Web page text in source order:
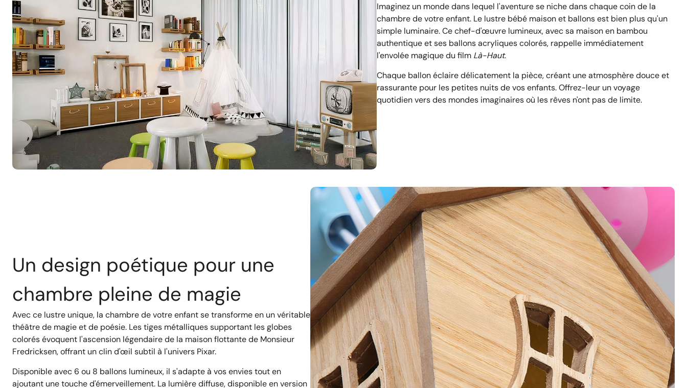
Imaginez un monde dans lequel l'aventure se niche dans chaque coin de la
chambre de votre enfant. Le lustre bébé maison et ballons est bien plus qu'un
simple luminaire. Ce chef-d'œuvre lumineux, avec sa maison en bambou
authentique et ses ballons acryliques colorés, rappelle immédiatement
l'envolée magique du film Là-Haut.
Chaque ballon éclaire délicatement la pièce, créant une atmosphère douce et
rassurante pour les petites nuits de vos enfants. Offrez-leur un voyage
quotidien vers des mondes imaginaires où les rêves n'ont pas de limite.
Un design poétique pour une
chambre pleine de magie
Avec ce lustre unique, la chambre de votre enfant se transforme en un véritable
théâtre de magie et de poésie. Les tiges métalliques supportant les globes
colorés évoquent l'ascension légendaire de la maison flottante de Monsieur
Fredricksen, offrant un clin d'œil subtil à l'univers Pixar.
Disponible avec 6 ou 8 ballons lumineux, il s'adapte à vos envies tout en
ajoutant une touche d'émerveillement. La lumière diffuse, disponible en version